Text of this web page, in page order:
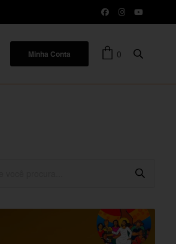
Minha Conta 0